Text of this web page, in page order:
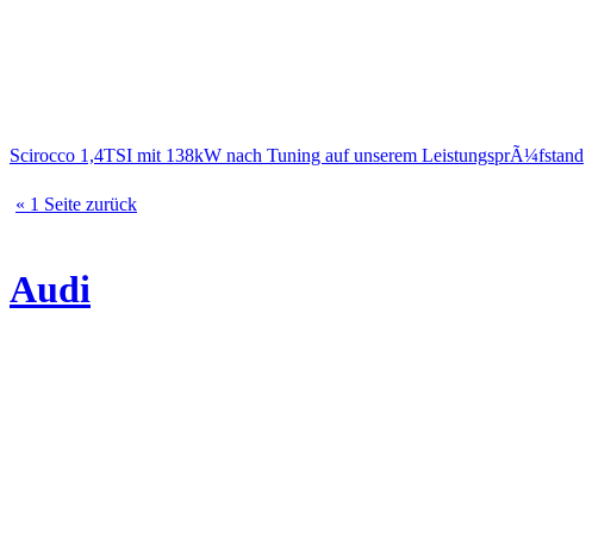
Scirocco 1,4TSI mit 138kW nach Tuning auf unserem LeistungsprÃ¼fstand
« 1 Seite zurück
Audi